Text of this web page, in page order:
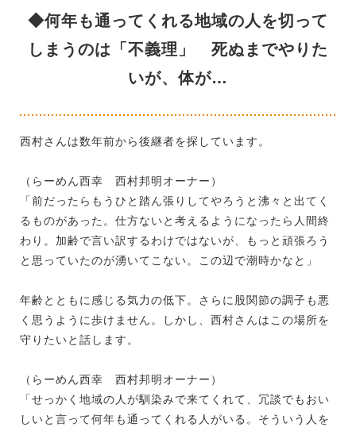
◆何年も通ってくれる地域の人を切って
しまうのは「不義理」 死ぬまでやりた
いが、体が…
西村さんは数年前から後継者を探しています。
（らーめん西幸 西村邦明オーナー）
「前だったらもうひと踏ん張りしてやろうと沸々と出てく
るものがあった。仕方ないと考えるようになったら人間終
わり。加齢で言い訳するわけではないが、もっと頑張ろう
と思っていたのが湧いてこない。この辺で潮時かなと」
年齢とともに感じる気力の低下。さらに股関節の調子も悪
く思うように歩けません。しかし、西村さんはこの場所を
守りたいと話します。
（らーめん西幸 西村邦明オーナー）
「せっかく地域の人が馴染みで来てくれて、冗談でもおい
しいと言って何年も通ってくれる人がいる。そういう人を